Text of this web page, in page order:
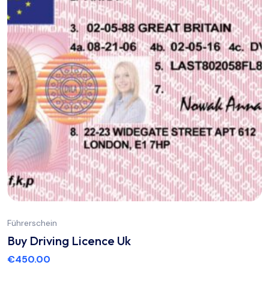
Führerschein
Buy Driving Licence Uk
€450.00